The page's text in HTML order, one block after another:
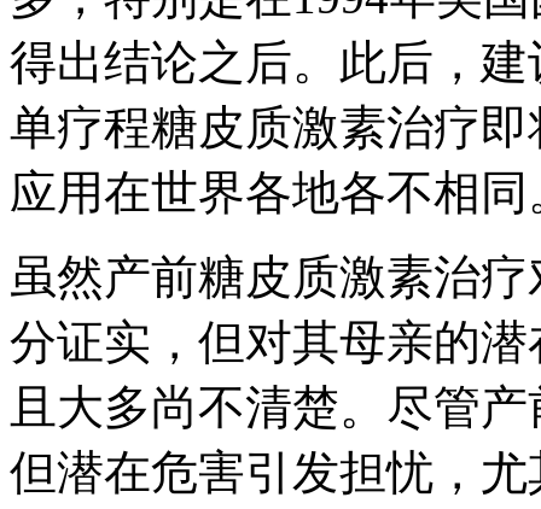
得出结论之后。此后，
单疗程糖皮质激素治疗
应用在世界各地各不相同
虽然产前糖皮质激素治
分证实，但对其母亲的
且大多尚不清楚。尽管
但潜在危害引发担忧，